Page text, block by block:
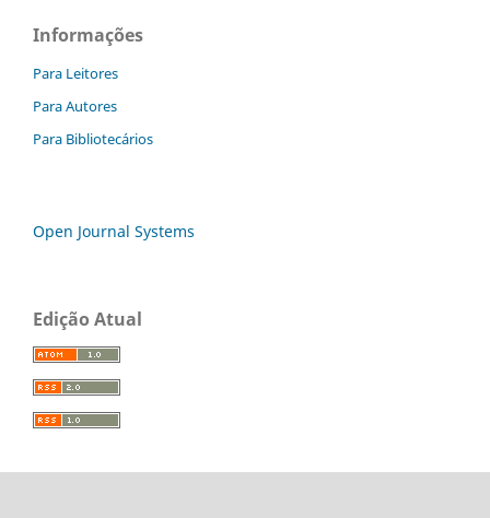
Informações
Para Leitores
Para Autores
Para Bibliotecários
Open Journal Systems
Edição Atual